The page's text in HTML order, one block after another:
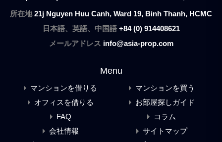
所在地21j Nguyen Huu Canh, Ward 19, Binh Thanh, HCMC
日本語、英語、中国語 +84 (0) 914408621
メールアドレス info@asia-prop.com
Menu
マンションを借りる
マンションを買う
オフィスを借りる
お部屋探しガイド
FAQ
コラム
会社情報
サイトマップ